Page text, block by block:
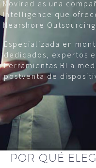
Movired es una
Intelligence que
Nearshore
Especializada en
dedicados, expertos
herramientas BI a
postventa de
POR QUÉ